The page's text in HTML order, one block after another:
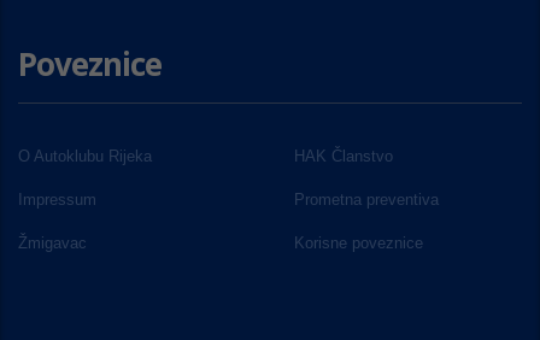
Poveznice
O Autoklubu Rijeka HAK Članstvo
Impressum Prometna preventiva
Žmigavac Korisne poveznice